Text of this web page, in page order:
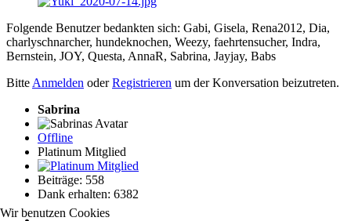
Folgende Benutzer bedankten sich: Gabi, Gisela, Rena2012, Dia,
charlyschnarcher, hundeknochen, Weezy, faehrtensucher, Indra,
Bernstein, JOY, Questa, AnnaR, Sabrina, Jayjay, Babs
Bitte Anmelden oderRegistrieren um der Konversation beizutreten.
Sabrina
Offline
Platinum Mitglied
Beiträge: 558
Dank erhalten: 6382
Wir benutzen Cookies